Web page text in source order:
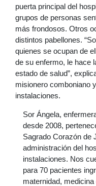
puerta principal del
grupos de personas
más frondosos. Otros
distintos pabellones.
quienes se ocupan de
de su enfermo, le hace
estado de salud”,
misionero comboniano
instalaciones.
Sor Ángela,
desde 2008,
Sagrado Corazón de
administración del
instalaciones. Nos
para 70 pacientes
maternidad,